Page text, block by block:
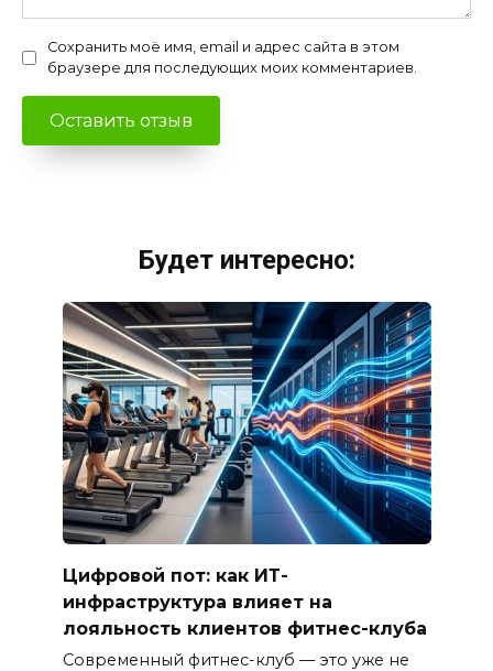
Сохранить моё имя, email и адрес сайта в этом
браузере для последующих моих комментариев.
Будет интересно:
Цифровой пот: как ИТ-
инфраструктура влияет на
лояльность клиентов фитнес-клуба
Современный фитнес-клуб — это уже не